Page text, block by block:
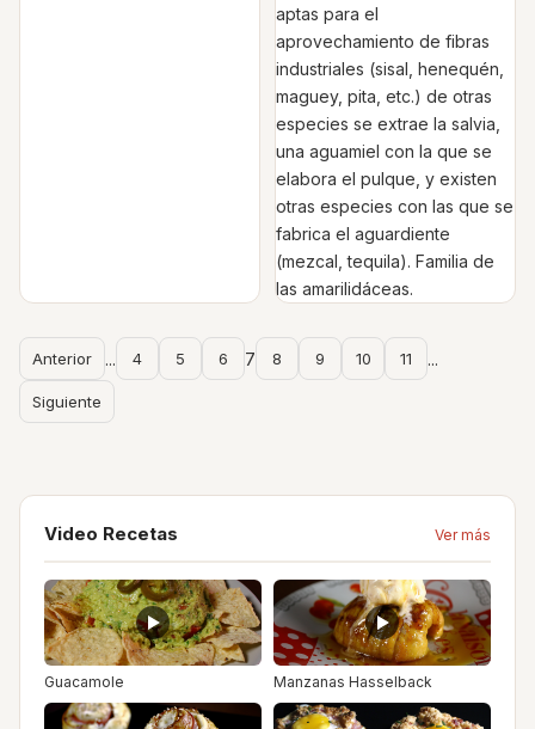
aptas para el
aprovechamiento de fibras
industriales (sisal, henequén,
maguey, pita, etc.) de otras
especies se extrae la salvia,
una aguamiel con la que se
elabora el pulque, y existen
otras especies con las que se
fabrica el aguardiente
(mezcal, tequila). Familia de
las amarilidáceas.
Anterior ... 4 5 6 7 8 9 10 11 ...
Siguiente
Video Recetas Ver más
Guacamole Manzanas Hasselback